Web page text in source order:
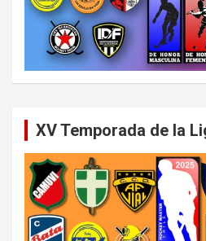
XV Temporada de la